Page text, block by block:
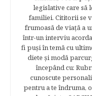
legislative care să
familiei. Cititorii se
frumoasă de viață a
într-un interviu
fi puşi în temă cu
diete şi modă
începând cu:
cunoscute
pentru a te îndruma,